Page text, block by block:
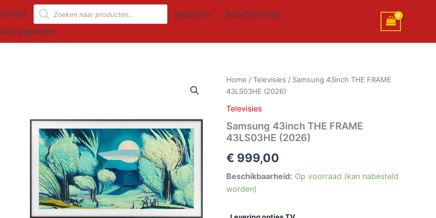
Producten
zoeken
Reparatie
Bedrijfshistorie
gegevens
Home / Televisies / Samsung 43inch THE FRAME
43LS03HE (2026)
Televisies
Samsung 43inch THE FRAME
43LS03HE (2026)
€ 999,00
Beschikbaarheid: Op voorraad (kan nabesteld
worden)
Samsung
43inch
FRAME
(2026)
aantal